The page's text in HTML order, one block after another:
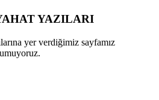
YAZILARI
yer verdiğimiz sayfamız